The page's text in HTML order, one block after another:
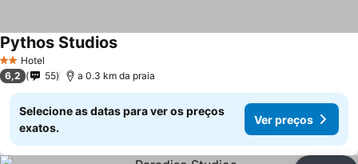
2 Estrelas
Hotel
Pythos Studios
6,2 55 a 0.3 km da praia
Selecione as datas para ver os preços
exatos.
Ver preços